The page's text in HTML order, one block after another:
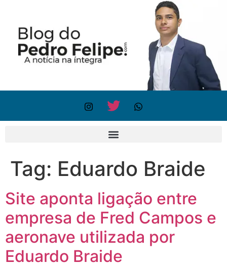
Tag: Eduardo Braide
Site aponta ligação entre
empresa de Fred Campos e
aeronave utilizada por
Eduardo Braide